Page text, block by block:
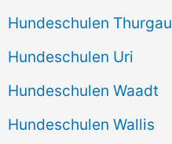
Hundeschulen Thurgau
Hundeschulen Uri
Hundeschulen Waadt
Hundeschulen Wallis